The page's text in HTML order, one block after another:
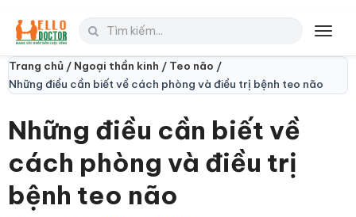
Trang chủ / Ngoại thần kinh / Teo não /
Những điều cần biết về cách phòng và điều trị bệnh teo não
Những điều cần biết về
cách phòng và điều trị
bệnh teo não